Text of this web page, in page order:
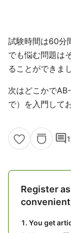
試験時間は60分
でも悩む問題は
ることができま
次はどこかで
で）を入門して
comment1
Register
You get